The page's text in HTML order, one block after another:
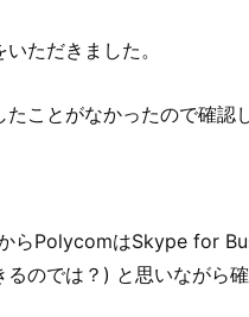
ただきました。
ことがなかったので確認
らPolycomはSkype for
るのでは？) と思いながら確